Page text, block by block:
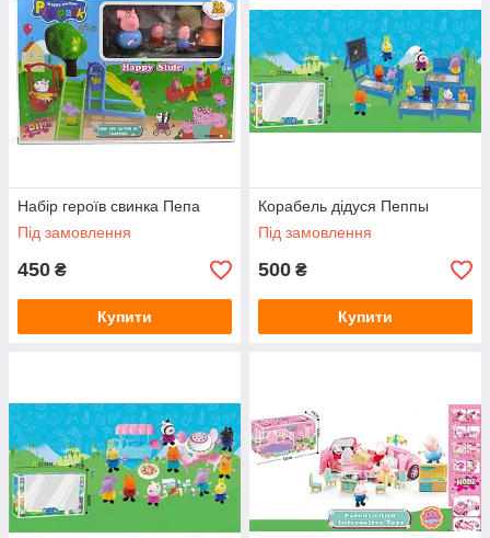
Набір героїв свинка Пепа
Під замовлення
450 ₴
Купити
Корабель дідуся Пеппы
Під замовлення
500 ₴
Купити